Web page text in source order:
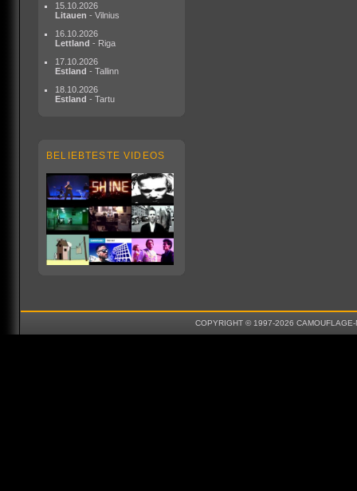
15.10.2026
Litauen - Vilnius
16.10.2026
Lettland - Riga
17.10.2026
Estland - Tallinn
18.10.2026
Estland - Tartu
BELIEBTESTE VIDEOS
COPYRIGHT © 1997-2026 CAMOUFLAGE-